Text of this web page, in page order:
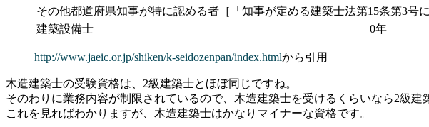
その他都道府県知事が特に認める者［「知事が定める建築士法第15条第3号
建築設備士
0年
http://www.jaeic.or.jp/shiken/k-seidozenpan/index.htmlから引用
木造建築士の受験資格は、2級建築士とほぼ同じですね。
そのわりに業務内容が制限されているので、木造建築士を受けるくらいなら2級建
これを見ればわかりますが、木造建築士はかなりマイナーな資格です。